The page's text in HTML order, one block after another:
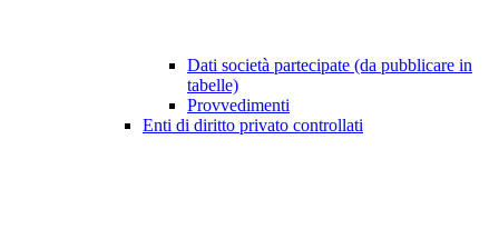
Dati società partecipate (da pubblicare in
tabelle)
Provvedimenti
Enti di diritto privato controllati